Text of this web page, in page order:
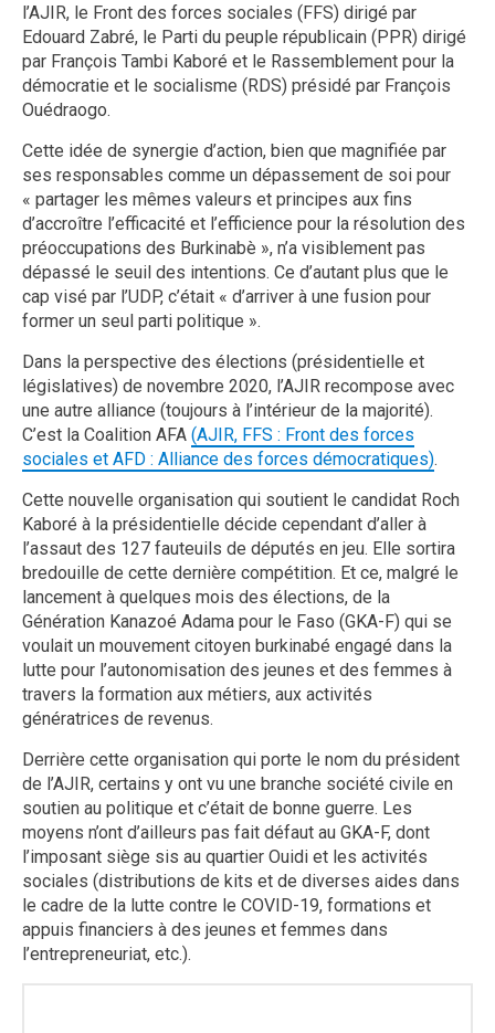
l’AJIR, le Front des forces sociales (FFS) dirigé par
Edouard Zabré, le Parti du peuple républicain (PPR) dirigé
par François Tambi Kaboré et le Rassemblement pour la
démocratie et le socialisme (RDS) présidé par François
Ouédraogo.
Cette idée de synergie d’action, bien que magnifiée par
ses responsables comme un dépassement de soi pour
« partager les mêmes valeurs et principes aux fins
d’accroître l’efficacité et l’efficience pour la résolution des
préoccupations des Burkinabè », n’a visiblement pas
dépassé le seuil des intentions. Ce d’autant plus que le
cap visé par l’UDP, c’était « d’arriver à une fusion pour
former un seul parti politique ».
Dans la perspective des élections (présidentielle et
législatives) de novembre 2020, l’AJIR recompose avec
une autre alliance (toujours à l’intérieur de la majorité).
C’est la Coalition AFA (AJIR, FFS : Front des forces
sociales et AFD : Alliance des forces démocratiques).
Cette nouvelle organisation qui soutient le candidat Roch
Kaboré à la présidentielle décide cependant d’aller à
l’assaut des 127 fauteuils de députés en jeu. Elle sortira
bredouille de cette dernière compétition. Et ce, malgré le
lancement à quelques mois des élections, de la
Génération Kanazoé Adama pour le Faso (GKA-F) qui se
voulait un mouvement citoyen burkinabé engagé dans la
lutte pour l’autonomisation des jeunes et des femmes à
travers la formation aux métiers, aux activités
génératrices de revenus.
Derrière cette organisation qui porte le nom du président
de l’AJIR, certains y ont vu une branche société civile en
soutien au politique et c’était de bonne guerre. Les
moyens n’ont d’ailleurs pas fait défaut au GKA-F, dont
l’imposant siège sis au quartier Ouidi et les activités
sociales (distributions de kits et de diverses aides dans
le cadre de la lutte contre le COVID-19, formations et
appuis financiers à des jeunes et femmes dans
l’entrepreneuriat, etc.).